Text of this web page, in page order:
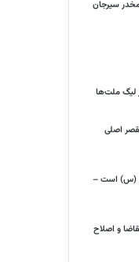
مخدر سیرجان
لیگ ملت‌ها
اصلی
(س) است –
تقاضا و اصلاح